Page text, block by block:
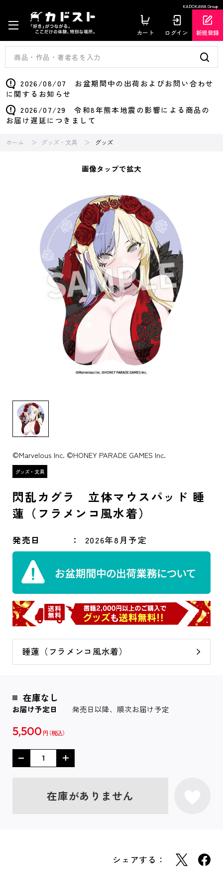
KADOKAWA Group
カート ログイン 新規登録
2026/08/07 お盆期間中の出荷およびお問い合わせ
に関するお知らせ
2026/07/29 令和8年熊本地震の影響による商品の
お届け遅延につきまして
ホーム グッズ・文具 グッズ
画像タップで拡大
©Marvelous Inc. ©HONEY PARADE GAMES Inc.
閃乱カグラ 立体マウスパッド 睡
蓮（フラメンコ風水着）
発売日 2026年8月予定
睡蓮（フラメンコ風水着）
在庫なし
お届け予定日 発売日以降、順次お届け予定
5,500 円
在庫がありません
シェアする：